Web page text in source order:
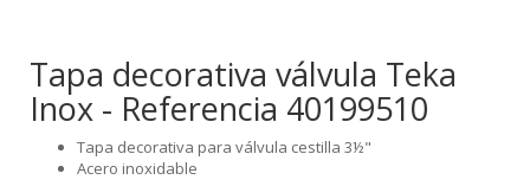
Tapa decorativa válvula Teka
Inox - Referencia 40199510
Tapa decorativa para válvula cestilla 3½"
Acero inoxidable